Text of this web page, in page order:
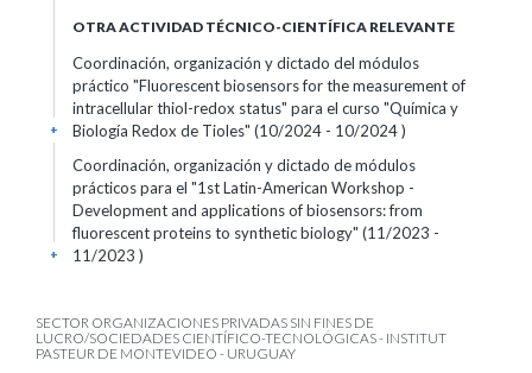
OTRA ACTIVIDAD TÉCNICO-CIENTÍFICA RELEVANTE
Coordinación, organización y dictado del módulos
práctico "Fluorescent biosensors for the measurement of
intracellular thiol-redox status" para el curso "Química y
Biología Redox de Tioles" (10/2024 - 10/2024 )
+
Coordinación, organización y dictado de módulos
prácticos para el "1st Latin-American Workshop -
Development and applications of biosensors: from
fluorescent proteins to synthetic biology" (11/2023 -
11/2023 )
+
SECTOR ORGANIZACIONES PRIVADAS SIN FINES DE
LUCRO/SOCIEDADES CIENTÍFICO-TECNOLÓGICAS - INSTITUT
PASTEUR DE MONTEVIDEO - URUGUAY